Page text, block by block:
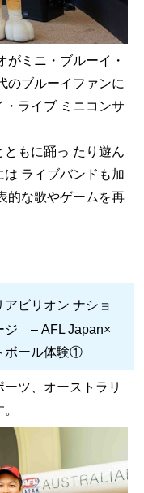
ミニ・ブルーイ・
のブルーイファンに
ライブ ミニコンサ
もに踊っ たり遊ん
ライブバンドも加
的な歌やゲームを再
アビリオン ナショ
ージ– AFL Japan×
ボール体験①
ツ、オーストラリ